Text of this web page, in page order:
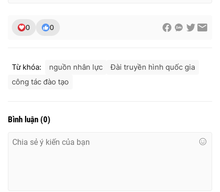
0 0
Từ khóa: nguồn nhân lực
Đài truyền hình quốc gia
công tác đào tạo
Bình luận (0)